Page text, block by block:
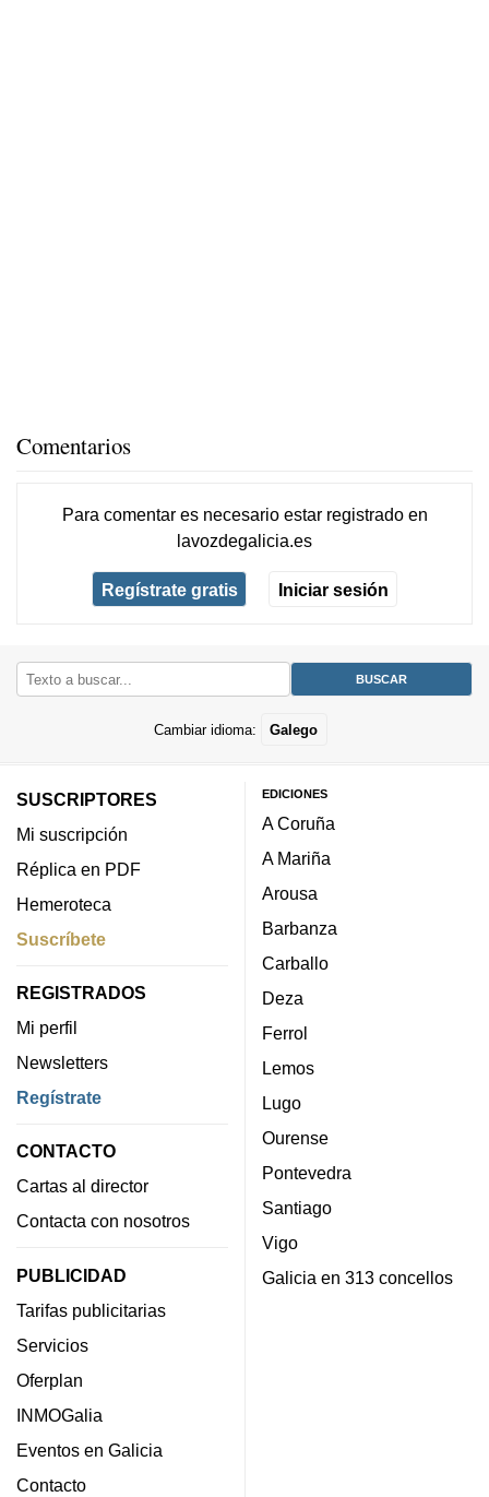
Comentarios
Para comentar es necesario estar registradoen
lavozdegalicia.es
Regístrate gratis Iniciar sesión
Cambiar idioma: Galego
SUSCRIPTORES
Mi suscripción
Réplica en PDF
Hemeroteca
Suscríbete
REGISTRADOS
Mi perfil
Newsletters
Regístrate
CONTACTO
Cartas al director
Contacta con nosotros
PUBLICIDAD
Tarifas publicitarias
Servicios
Oferplan
INMOGalia
Eventos en Galicia
Contacto
EDICIONES
A Coruña
A Mariña
Arousa
Barbanza
Carballo
Deza
Ferrol
Lemos
Lugo
Ourense
Pontevedra
Santiago
Vigo
Galicia en 313 concellos